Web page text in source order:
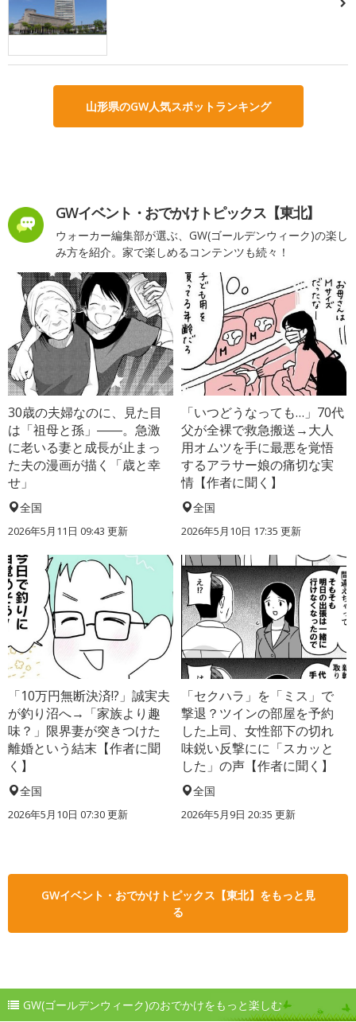
山形県のGW人気スポットランキング
GWイベント・おでかけトピックス【東北】
ウォーカー編集部が選ぶ、GW(ゴールデンウィーク)の楽し
み方を紹介。家で楽しめるコンテンツも続々！
30歳の夫婦なのに、見た目
は「祖母と孫」――。急激
に老いる妻と成長が止まっ
た夫の漫画が描く「歳と幸
せ」
全国
2026年5月11日 09:43 更新
「いつどうなっても…」70代
父が全裸で救急搬送→大人
用オムツを手に最悪を覚悟
するアラサー娘の痛切な実
情【作者に聞く】
全国
2026年5月10日 17:35 更新
「10万円無断決済!?」誠実夫
が釣り沼へ→「家族より趣
味？」限界妻が突きつけた
離婚という結末【作者に聞
く】
全国
2026年5月10日 07:30 更新
「セクハラ」を「ミス」で
撃退？ツインの部屋を予約
した上司、女性部下の切れ
味鋭い反撃にに「スカッと
した」の声【作者に聞く】
全国
2026年5月9日 20:35 更新
GWイベント・おでかけトピックス【東北】をもっと見
る
GW(ゴールデンウィーク)のおでかけをもっと楽しむ